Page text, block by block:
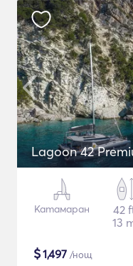
Lagoon 42
Катамаран
42
13
$1,497 /нощ